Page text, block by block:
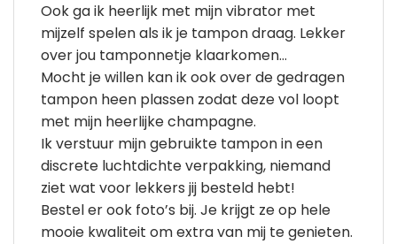
Ook ga ik heerlijk met mijn vibrator met
mijzelf spelen als ik je tampon draag. Lekker
over jou tamponnetje klaarkomen…
Mocht je willen kan ik ook over de gedragen
tampon heen plassen zodat deze vol loopt
met mijn heerlijke champagne.
Ik verstuur mijn gebruikte tampon in een
discrete luchtdichte verpakking, niemand
ziet wat voor lekkers jij besteld hebt!
Bestel er ook foto’s bij. Je krijgt ze op hele
mooie kwaliteit om extra van mij te genieten.